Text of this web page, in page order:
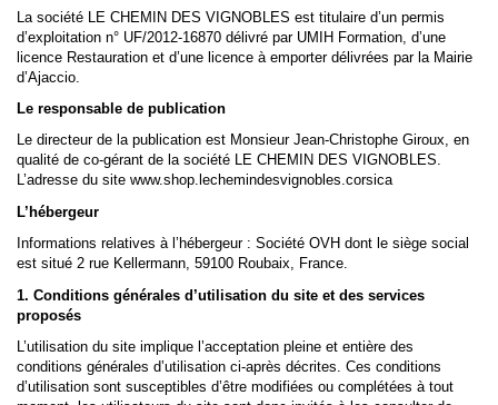
La société LE CHEMIN DES VIGNOBLES est titulaire d’un permis
d’exploitation n° UF/2012-16870 délivré par UMIH Formation, d’une
licence Restauration et d’une licence à emporter délivrées par la Mairie
d’Ajaccio.
Le responsable de publication
Le directeur de la publication est Monsieur Jean-Christophe Giroux, en
qualité de co-gérant de la société LE CHEMIN DES VIGNOBLES.
L’adresse du site www.shop.lechemindesvignobles.corsica
L’hébergeur
Informations relatives à l’hébergeur : Société OVH dont le siège social
est situé 2 rue Kellermann, 59100 Roubaix, France.
1. Conditions générales d’utilisation du site et des services
proposés
L’utilisation du site implique l’acceptation pleine et entière des
conditions générales d’utilisation ci-après décrites. Ces conditions
d’utilisation sont susceptibles d’être modifiées ou complétées à tout